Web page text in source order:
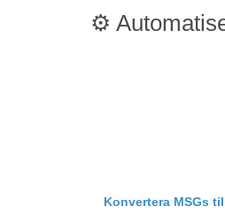
⚙️
Konvertera MSGs